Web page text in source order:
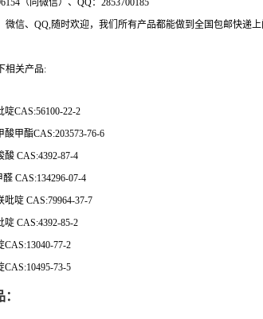
（同微信）、QQ：2853700185
微信、QQ,随时欢迎，我们所有产品都能做到全国包邮快递
相关产品:
啶CAS:56100-22-2
酸甲酯CAS:203573-76-6
酸 CAS:4392-87-4
醛 CAS:134296-07-4
吡啶 CAS:79964-37-7
啶 CAS:4392-85-2
CAS:13040-77-2
CAS:10495-73-5